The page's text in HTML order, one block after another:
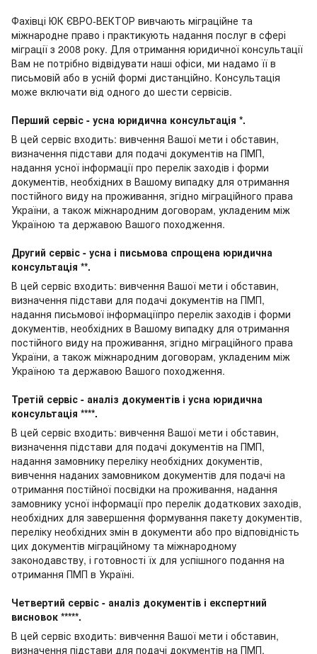
Фахівці ЮК ЄВРО-ВЕКТОР вивчають міграційне та
міжнародне право і практикують надання послуг в сфері
міграції з 2008 року. Для отримання юридичної консультації
Вам не потрібно відвідувати наші офіси, ми надамо її в
письмовій або в усній формі дистанційно. Консультація
може включати від одного до шести сервісів.
Перший сервіс - усна юридична консультація *.
В цей сервіс входить: вивчення Вашої мети і обставин,
визначення підстави для подачі документів на ПМП,
надання усної інформації про перелік заходів і форми
документів, необхідних в Вашому випадку для отримання
постійного виду на проживання, згідно міграційного права
України, а також міжнародним договорам, укладеним між
Україною та державою Вашого походження.
Другий сервіс - усна і письмова спрощена юридична
консультація **.
В цей сервіс входить: вивчення Вашої мети і обставин,
визначення підстави для подачі документів на ПМП,
надання письмової інформаціїпро перелік заходів і форми
документів, необхідних в Вашому випадку для отримання
постійного виду на проживання, згідно міграційного права
України, а також міжнародним договорам, укладеним між
Україною та державою Вашого походження.
Третій сервіс - аналіз документів і усна юридична
консультація ****.
В цей сервіс входить: вивчення Вашої мети і обставин,
визначення підстави для подачі документів на ПМП,
надання замовнику переліку необхідних документів,
вивчення наданих замовником документів для подачі на
отримання постійної посвідки на проживання, надання
замовнику усної інформації про перелік додаткових заходів,
необхідних для завершення формування пакету документів,
переліку необхідних змін в документи або про відповідність
цих документів міграційному та міжнародному
законодавству, і готовності їх для успішного подання на
отримання ПМП в Україні.
Четвертий сервіс - аналіз документів і експертний
висновок *****.
В цей сервіс входить: вивчення Вашої мети і обставин,
визначення підстави для подачі документів на ПМП,